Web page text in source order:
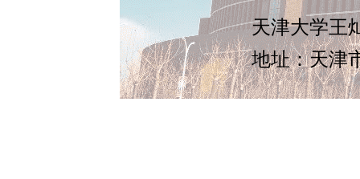
天津大学王
地址：天津